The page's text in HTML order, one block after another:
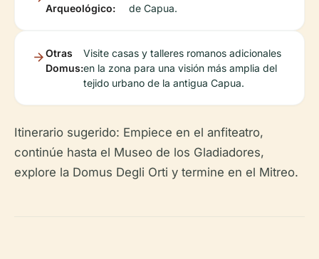
Arqueológico:
de Capua.
Otras
Domus:
Visite casas y talleres romanos adicionales
en la zona para una visión más amplia del
tejido urbano de la antigua Capua.
Itinerario sugerido: Empiece en el anfiteatro,
continúe hasta el Museo de los Gladiadores,
explore la Domus Degli Orti y termine en el Mitreo.